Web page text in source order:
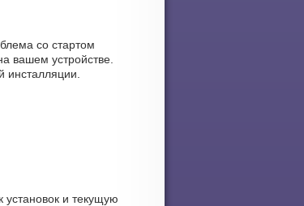
со стартом
вашем устройстве.
инсталляции.
установок и текущую